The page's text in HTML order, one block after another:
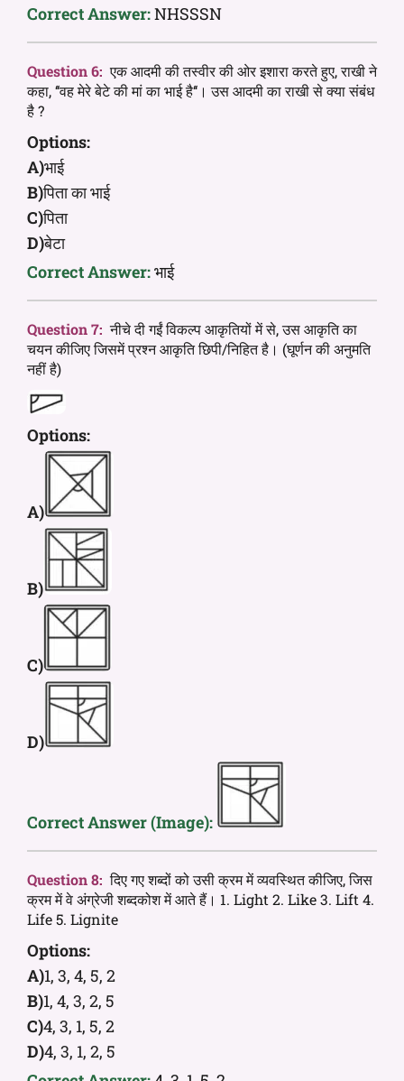
Correct Answer:NHSSSN
Question 6: एक आदमी की तस्वीर की ओर इशारा करते हुए, राखी ने
कहा, ‘‘वह मेरे बेटे की मां का भाई है‘‘। उस आदमी का राखी से क्या संबंध
है ?
Options:
A)भाई
B)पिता का भाई
C)पिता
D)बेटा
Correct Answer:भाई
Question 7: नीचे दी गईं विकल्प आकृतियों में से, उस आकृति का
चयन कीजिए जिसमें प्रश्न आकृति छिपी/निहित है। (घूर्णन की अनुमति
नहीं है)
Options:
A)
B)
C)
D)
Correct Answer (Image):
Question 8: दिए गए शब्दों को उसी क्रम में व्यवस्थित कीजिए, जिस
क्रम में वे अंग्रेजी शब्दकोश में आते हैं। 1. Light 2. Like 3. Lift 4.
Life 5. Lignite
Options:
A)1, 3, 4, 5, 2
B)1, 4, 3, 2, 5
C)4, 3, 1, 5, 2
D)4, 3, 1, 2, 5